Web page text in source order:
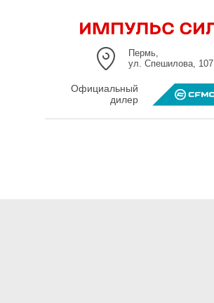
Пермь,
ул. Спешилова, 107
Официальный
дилер